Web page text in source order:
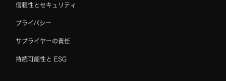
信頼性とセキュリティ
プライバシー
サプライヤーの責任
持続可能性と ESG